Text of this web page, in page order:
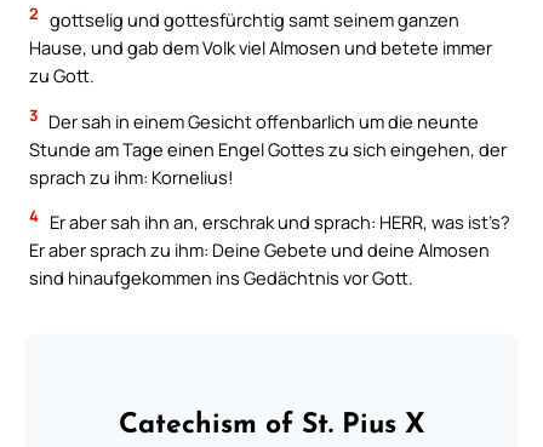
2 gottselig und gottesfürchtig samt seinem ganzen
Hause, und gab dem Volk viel Almosen und betete immer
zu Gott.
3 Der sah in einem Gesicht offenbarlich um die neunte
Stunde am Tage einen Engel Gottes zu sich eingehen, der
sprach zu ihm: Kornelius!
4 Er aber sah ihn an, erschrak und sprach: HERR, was ist’s?
Er aber sprach zu ihm: Deine Gebete und deine Almosen
sind hinaufgekommen ins Gedächtnis vor Gott.
Catechism of St. Pius X